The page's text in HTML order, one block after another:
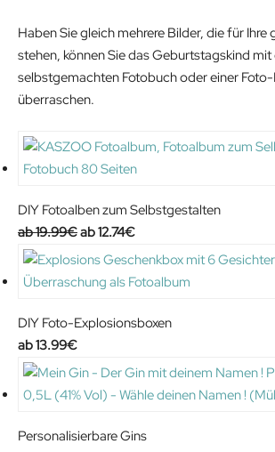
Haben Sie gleich mehrere Bilder, die für Ihre
stehen, können Sie das Geburtstagskind mit
selbstgemachten Fotobuch oder einer
überraschen.
DIY Fotoalben zum Selbstgestalten
19.99€O
r
i
i
a
r
12.74€C
u
r
e
t
p
i
DIY Foto-Explosionsboxen
13.99€
Personalisierbare Gins